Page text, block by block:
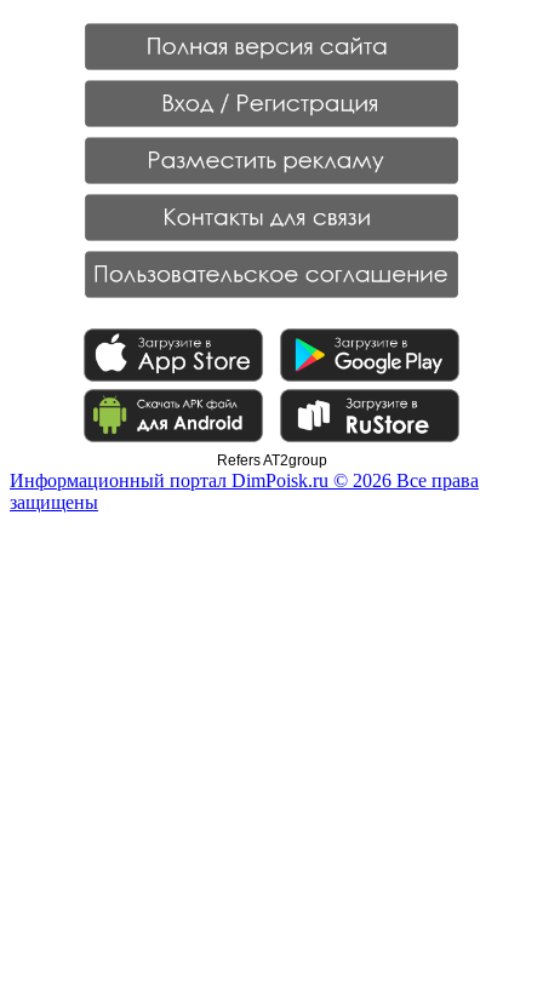
Refers AT2group
Информационный портал DimPoisk.ru © 2026 Все права
защищены